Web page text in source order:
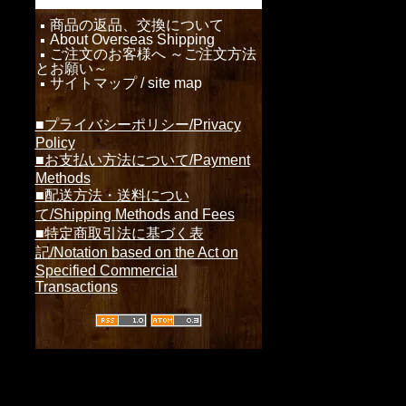
商品の返品、交換について
About Overseas Shipping
ご注文のお客様へ ～ご注文方法
とお願い～
サイトマップ / site map
■プライバシーポリシー/Privacy
Policy
■お支払い方法について/Payment
Methods
■配送方法・送料につい
て/Shipping Methods and Fees
■特定商取引法に基づく表
記/Notation based on the Act on
Specified Commercial
Transactions